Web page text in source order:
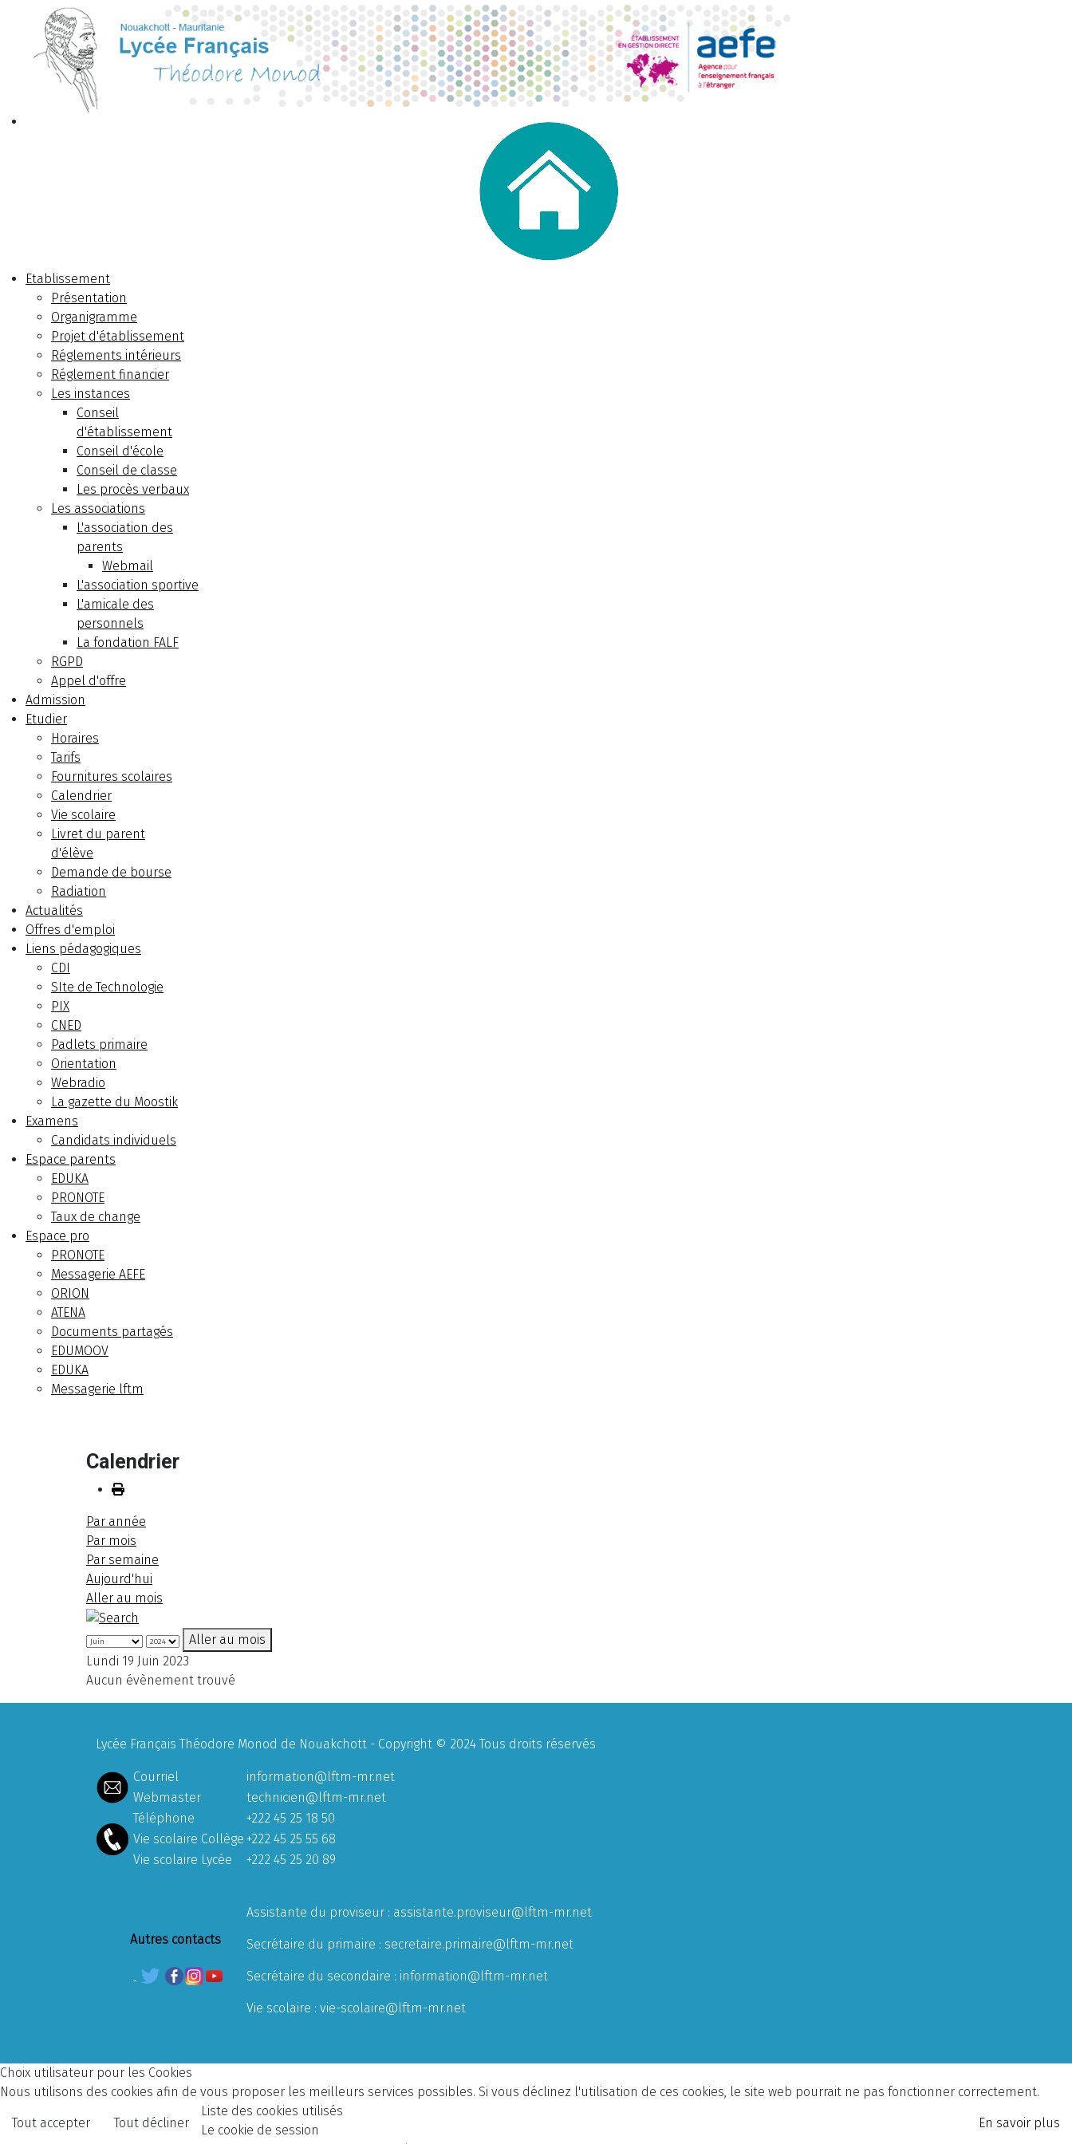
Etablissement
Présentation
Organigramme
Projet d'établissement
Réglements intérieurs
Réglement financier
Les instances
Conseil
d'établissement
Conseil d'école
Conseil de classe
Les procès verbaux
Les associations
L'association des
parents
Webmail
L'association sportive
L'amicale des
personnels
La fondation FALF
RGPD
Appel d'offre
Admission
Etudier
Horaires
Tarifs
Fournitures scolaires
Calendrier
Vie scolaire
Livret du parent
d'élève
Demande de bourse
Radiation
Actualités
Offres d'emploi
Liens pédagogiques
CDI
SIte de Technologie
PIX
CNED
Padlets primaire
Orientation
Webradio
La gazette du Moostik
Examens
Candidats individuels
Espace parents
EDUKA
PRONOTE
Taux de change
Espace pro
PRONOTE
Messagerie AEFE
ORION
ATENA
Documents partagés
EDUMOOV
EDUKA
Messagerie lftm
Calendrier
Par année
Par mois
Par semaine
Aujourd'hui
Aller au mois
Aller au mois
Lundi 19 Juin 2023
Aucun évènement trouvé
Lycée Français Théodore Monod de Nouakchott - Copyright © 2024 Tous droits réservés
Courriel
information@lftm-mr.net
Webmaster
technicien@lftm-mr.net
Téléphone
+222 45 25 18 50
Vie scolaire Collège +222 45 25 55 68
Vie scolaire Lycée
+222 45 25 20 89
Autres contacts
Assistante du proviseur : assistante.proviseur@lftm-mr.net
Secrétaire du primaire : secretaire.primaire@lftm-mr.net
Secrétaire du secondaire : information@lftm-mr.net
Vie scolaire : vie-scolaire@lftm-mr.net
Choix utilisateur pour les Cookies
Nous utilisons des cookies afin de vous proposer les meilleurs services possibles. Si vous déclinez l'utilisation de ces cookies, le site web pourrait ne pas fonctionner correctement.
Tout accepter Tout décliner En savoir plus
Liste des cookies utilisés
Le cookie de session